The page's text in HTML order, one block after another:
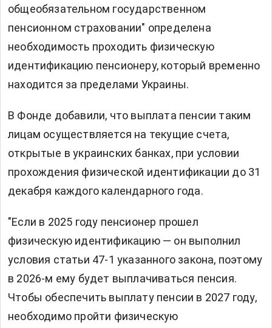
общеобязательном государственном
пенсионном страховании" определена
необходимость проходить физическую
идентификацию пенсионеру, который временно
находится за пределами Украины.
В Фонде добавили, что выплата пенсии таким
лицам осуществляется на текущие счета,
открытые в украинских банках, при условии
прохождения физической идентификации до 31
декабря каждого календарного года.
"Если в 2025 году пенсионер прошел
физическую идентификацию — он выполнил
условия статьи 47-1 указанного закона, поэтому
в 2026-м ему будет выплачиваться пенсия.
Чтобы обеспечить выплату пенсии в 2027 году,
необходимо пройти физическую